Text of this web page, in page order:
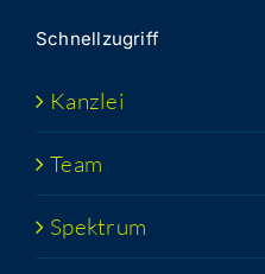
Schnell­zu­griff
Kanz­lei
Team
Spek­trum